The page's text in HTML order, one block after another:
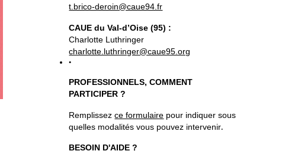
t.brico-deroin@caue94.fr
CAUE du Val-d’Oise (95) :
Charlotte Luthringer
charlotte.luthringer@caue95.org
PROFESSIONNELS, COMMENT
PARTICIPER ?
Remplissez ce formulaire pour indiquer sous
quelles modalités vous pouvez intervenir.
BESOIN D'AIDE ?